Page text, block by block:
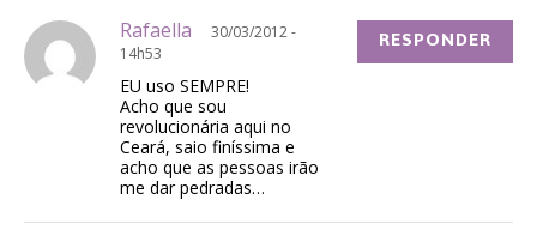
Rafaella
30/03/2012 -
14h53
EU uso SEMPRE!
Acho que sou
revolucionária aqui no
Ceará, saio finíssima e
acho que as pessoas irão
me dar pedradas…
RESPONDER